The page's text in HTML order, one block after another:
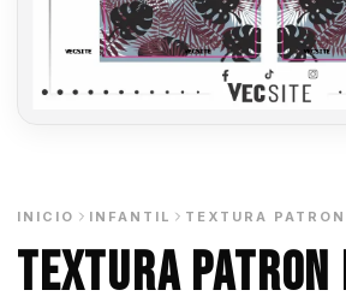
INICIO INFANTIL TEXTURA
TEXTURA PATRON